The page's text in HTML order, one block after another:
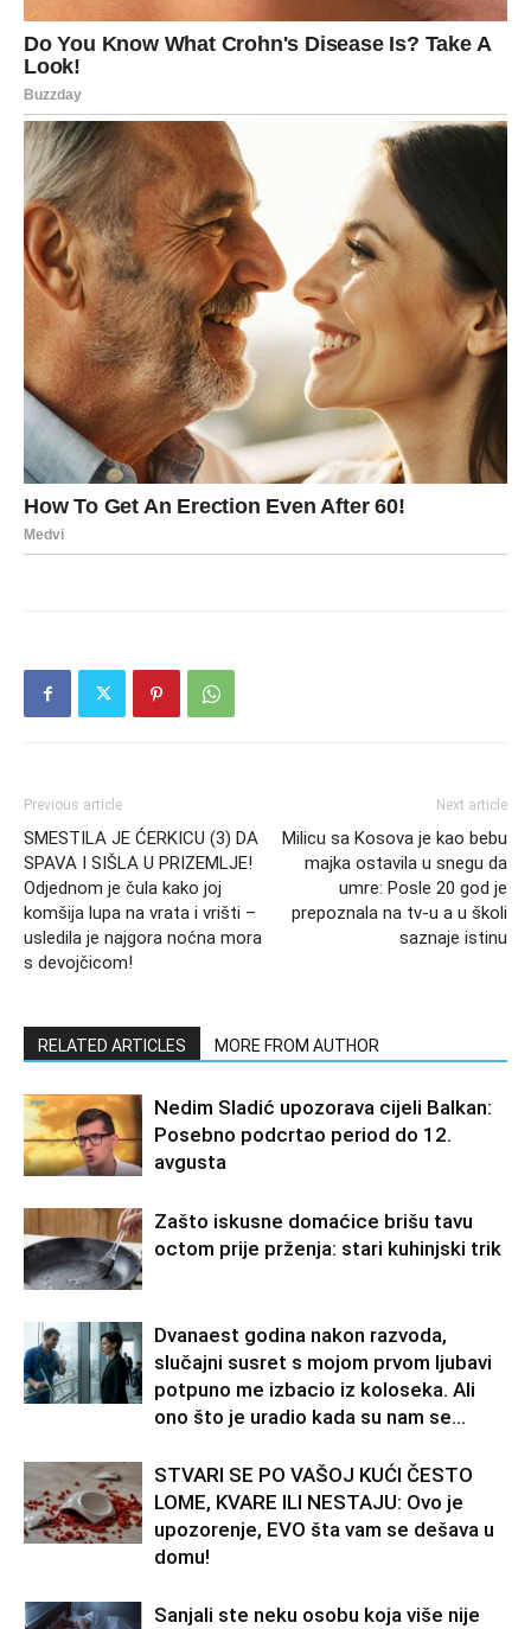
Previous article
SMESTILA JE ĆERKICU (3) DA
SPAVA I SIŠLA U PRIZEMLJE!
Odjednom je čula kako joj
komšija lupa na vrata i vrišti –
usledila je najgora noćna mora
s devojčicom!
Next article
Milicu sa Kosova je kao bebu
majka ostavila u snegu da
umre: Posle 20 god je
prepoznala na tv-u a u školi
saznaje istinu
RELATED ARTICLES MORE FROM AUTHOR
Nedim Sladić upozorava cijeli Balkan:
Posebno podcrtao period do 12.
avgusta
Zašto iskusne domaćice brišu tavu
octom prije prženja: stari kuhinjski trik
Dvanaest godina nakon razvoda,
slučajni susret s mojom prvom ljubavi
potpuno me izbacio iz koloseka. Ali
ono što je uradio kada su nam se...
STVARI SE PO VAŠOJ KUĆI ČESTO
LOME, KVARE ILI NESTAJU: Ovo je
upozorenje, EVO šta vam se dešava u
domu!
Sanjali ste neku osobu koja više nije